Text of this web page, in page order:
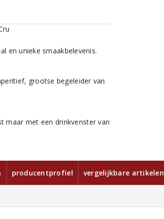
en unieke smaakbelevenis.
grootse begeleider van
maar met een drinkvenster van
producentprofiel vergelijkbare artikelen